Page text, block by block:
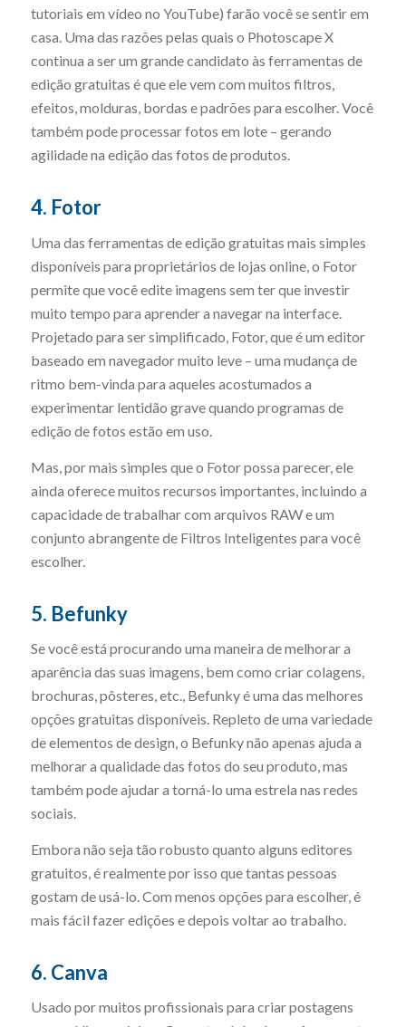
tutoriais em vídeo no YouTube) farão você se sentir em
casa. Uma das razões pelas quais o Photoscape X
continua a ser um grande candidato às ferramentas de
edição gratuitas é que ele vem com muitos filtros,
efeitos, molduras, bordas e padrões para escolher. Você
também pode processar fotos em lote – gerando
agilidade na edição das fotos de produtos.
4. Fotor
Uma das ferramentas de edição gratuitas mais simples
disponíveis para proprietários de lojas online, o Fotor
permite que você edite imagens sem ter que investir
muito tempo para aprender a navegar na interface.
Projetado para ser simplificado, Fotor, que é um editor
baseado em navegador muito leve – uma mudança de
ritmo bem-vinda para aqueles acostumados a
experimentar lentidão grave quando programas de
edição de fotos estão em uso.
Mas, por mais simples que o Fotor possa parecer, ele
ainda oferece muitos recursos importantes, incluindo a
capacidade de trabalhar com arquivos RAW e um
conjunto abrangente de Filtros Inteligentes para você
escolher.
5. Befunky
Se você está procurando uma maneira de melhorar a
aparência das suas imagens, bem como criar colagens,
brochuras, pôsteres, etc., Befunky é uma das melhores
opções gratuitas disponíveis. Repleto de uma variedade
de elementos de design, o Befunky não apenas ajuda a
melhorar a qualidade das fotos do seu produto, mas
também pode ajudar a torná-lo uma estrela nas redes
sociais.
Embora não seja tão robusto quanto alguns editores
gratuitos, é realmente por isso que tantas pessoas
gostam de usá-lo. Com menos opções para escolher, é
mais fácil fazer edições e depois voltar ao trabalho.
6. Canva
Usado por muitos profissionais para criar postagens